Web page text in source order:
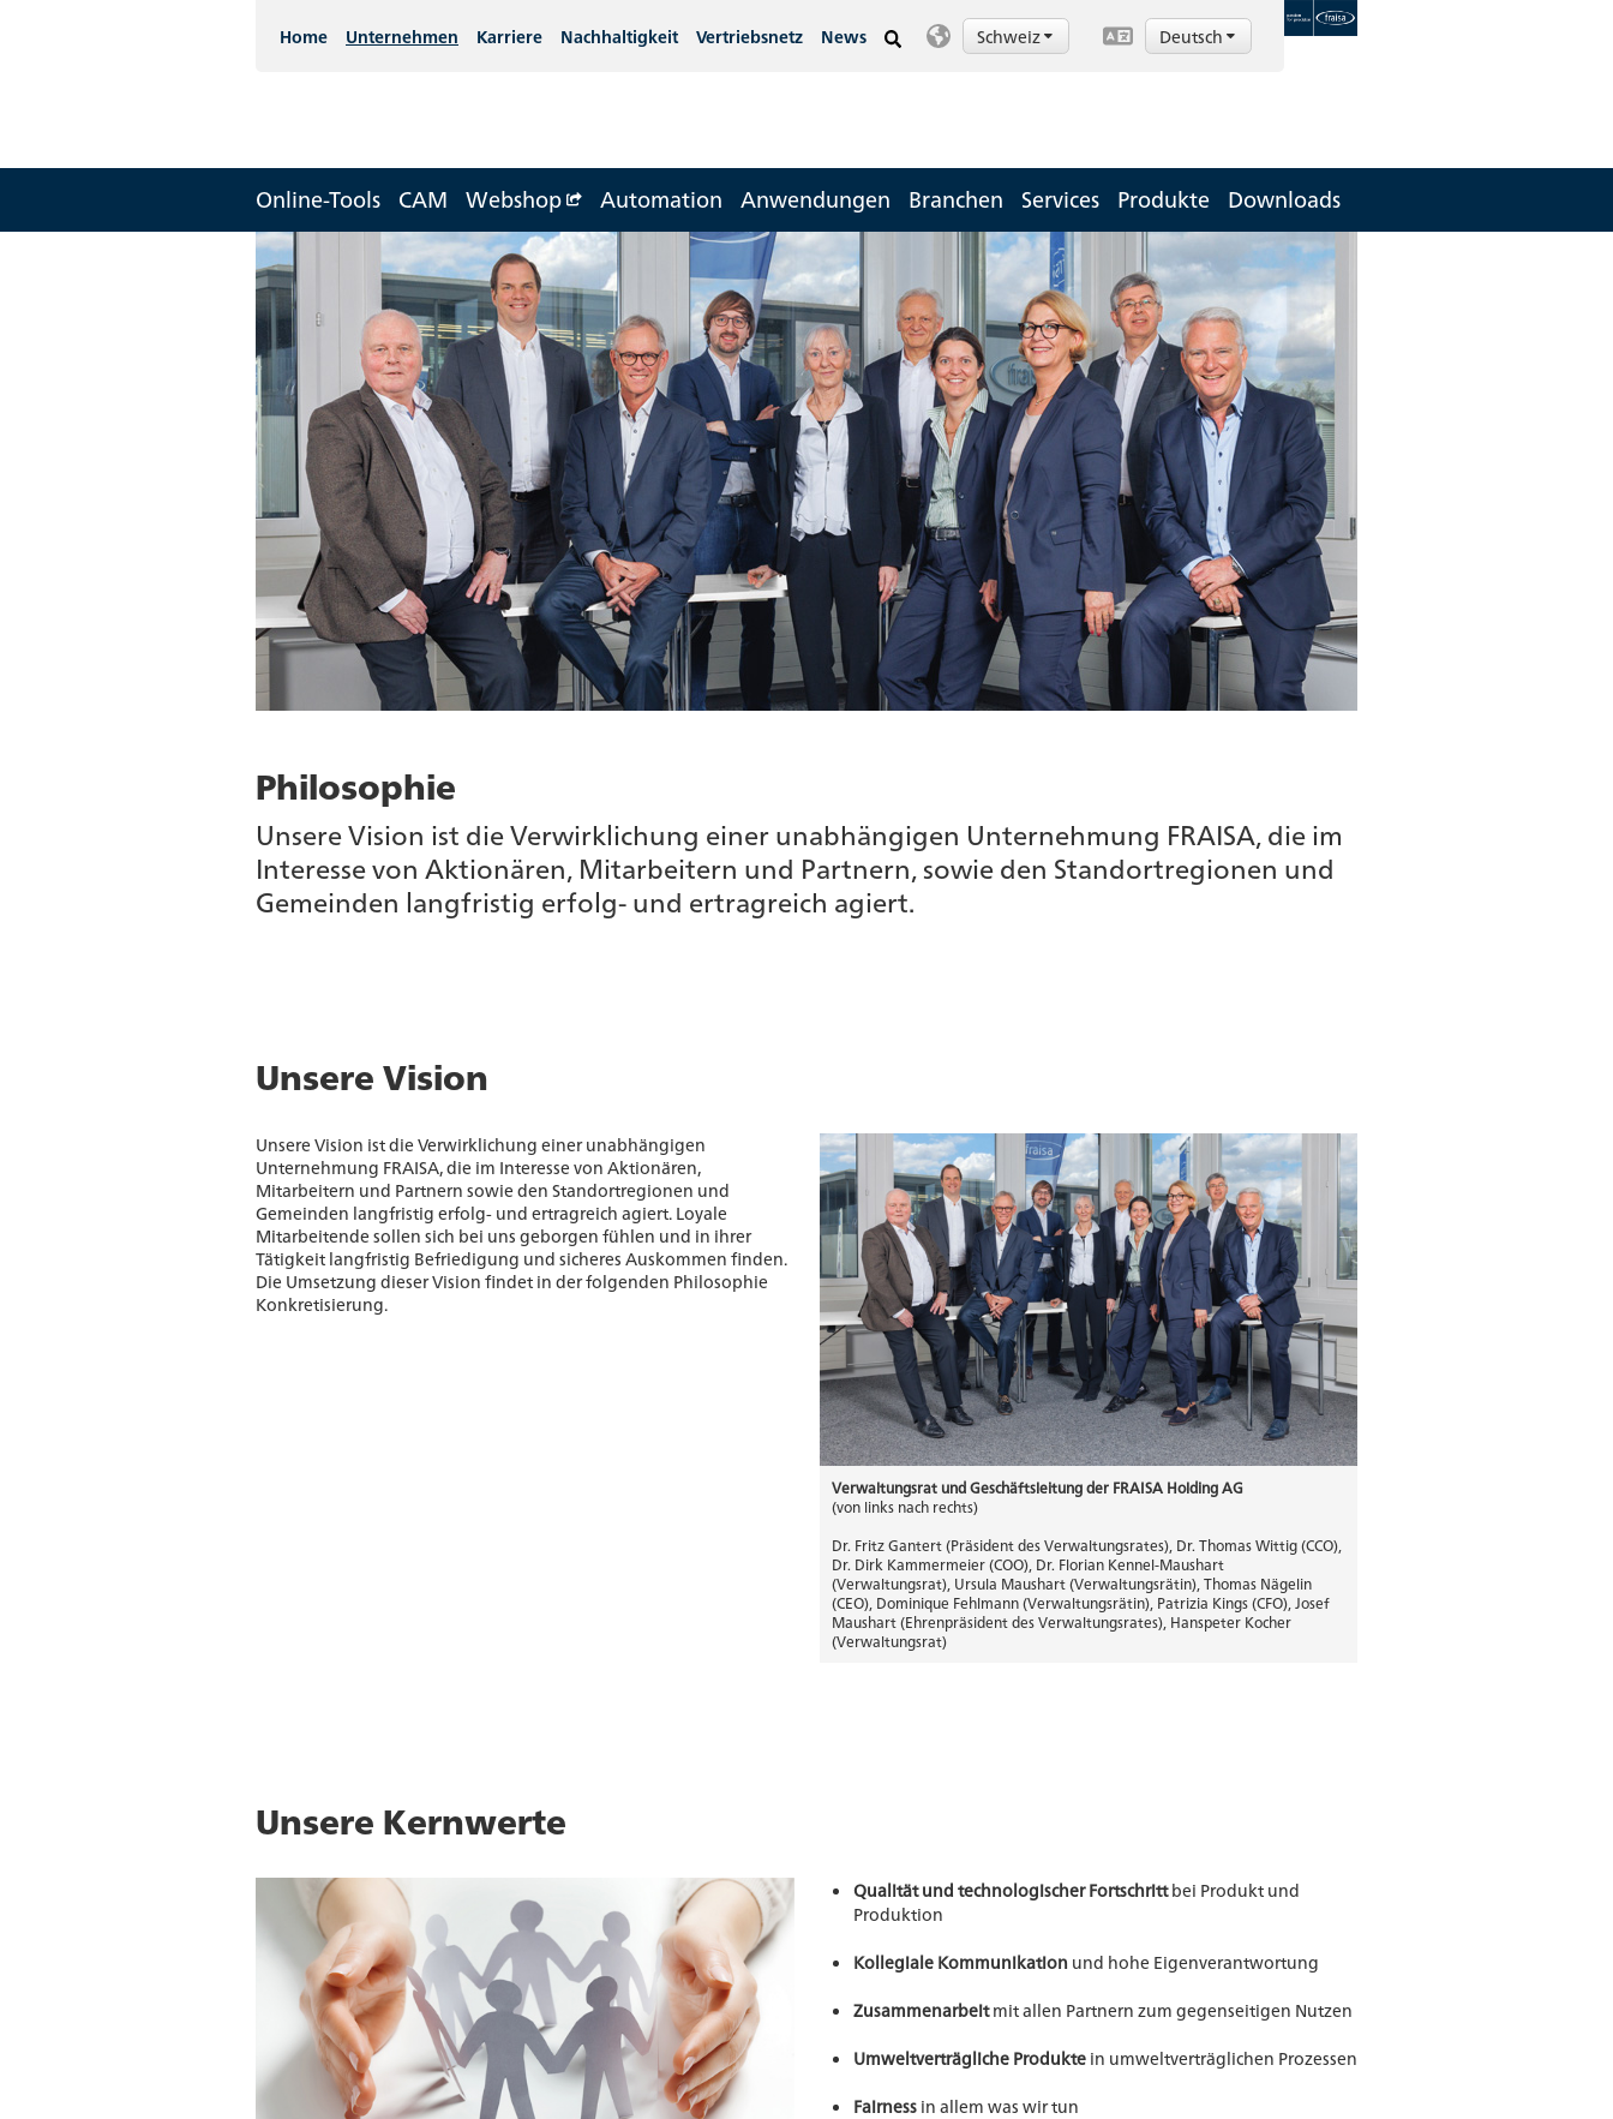
Home Unternehmen Karriere Nachhaltigkeit Vertriebsnetz News Schweiz Deutsch
Online-Tools CAM Webshop Automation Anwendungen Branchen Services Produkte Downloads
Philosophie
Unsere Vision ist die Verwirklichung einer unabhängigen Unternehmung FRAISA, die im
Interesse von Aktionären, Mitarbeitern und Partnern, sowie den Standortregionen und
Gemeinden langfristig erfolg- und ertragreich agiert.
Unsere Vision
Unsere Vision ist die Verwirklichung einer unabhängigen
Unternehmung FRAISA, die im Interesse von Aktionären,
Mitarbeitern und Partnern sowie den Standortregionen und
Gemeinden langfristig erfolg- und ertragreich agiert. Loyale
Mitarbeitende sollen sich bei uns geborgen fühlen und in ihrer
Tätigkeit langfristig Befriedigung und sicheres Auskommen finden.
Die Umsetzung dieser Vision findet in der folgenden Philosophie
Konkretisierung.
Verwaltungsrat und Geschäftsleitung der FRAISA Holding AG
(von links nach rechts)
Dr. Fritz Gantert (Präsident des Verwaltungsrates), Dr. Thomas Wittig (CCO),
Dr. Dirk Kammermeier (COO), Dr. Florian Kennel-Maushart
(Verwaltungsrat), Ursula Maushart (Verwaltungsrätin), Thomas Nägelin
(CEO), Dominique Fehlmann (Verwaltungsrätin), Patrizia Kings (CFO), Josef
Maushart (Ehrenpräsident des Verwaltungsrates), Hanspeter Kocher
(Verwaltungsrat)
Unsere Kernwerte
Qualität und technologischer Fortschrittbei Produkt und
Produktion
Kollegiale Kommunikation und hohe Eigenverantwortung
Zusammenarbeitmit allen Partnern zum gegenseitigen Nutzen
Umweltverträgliche Produktein umweltverträglichen Prozessen
Fairnessin allem was wir tun